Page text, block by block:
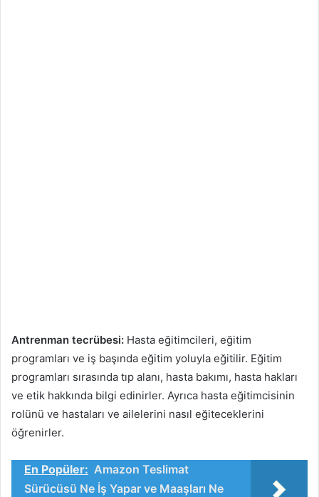
Antrenman tecrübesi: Hasta eğitimcileri, eğitim
programları ve iş başında eğitim yoluyla eğitilir. Eğitim
programları sırasında tıp alanı, hasta bakımı, hasta hakları
ve etik hakkında bilgi edinirler. Ayrıca hasta eğitimcisinin
rolünü ve hastaları ve ailelerini nasıl eğiteceklerini
öğrenirler.
En Popüler: Amazon Teslimat
Sürücüsü Ne İş Yapar ve Maaşları Ne